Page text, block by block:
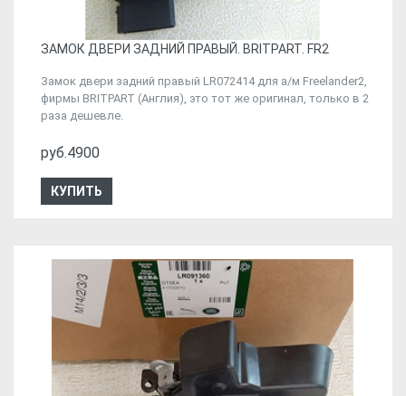
ЗАМОК ДВЕРИ ЗАДНИЙ ПРАВЫЙ. BRITPART. FR2
Замок двери задний правый LR072414 для а/м Freelander2,
фирмы BRITPART (Англия), это тот же оригинал, только в 2
раза дешевле.
руб.4900
КУПИТЬ